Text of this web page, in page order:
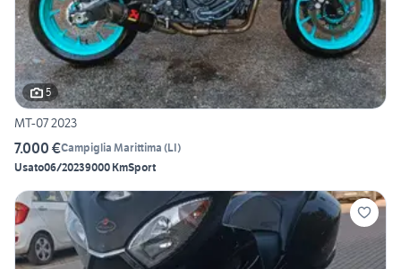
5
MT-07 2023
7.000 €Campiglia Marittima (LI)
Usato06/20239000 KmSport